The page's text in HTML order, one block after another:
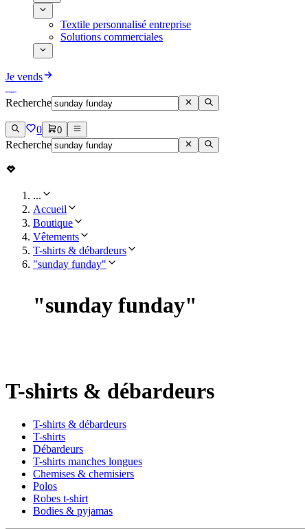
Textile personnalisé entreprise
Solutions commerciales
Je vends
Recherche
0 0
Recherche
...
Accueil
Boutique
Vêtements
T-shirts & débardeurs
"sunday funday"
"sunday funday"
T-shirts & débardeurs
T-shirts & débardeurs
T-shirts
Débardeurs
T-shirts manches longues
Chemises & chemisiers
Polos
Robes t-shirt
Bodies & pyjamas